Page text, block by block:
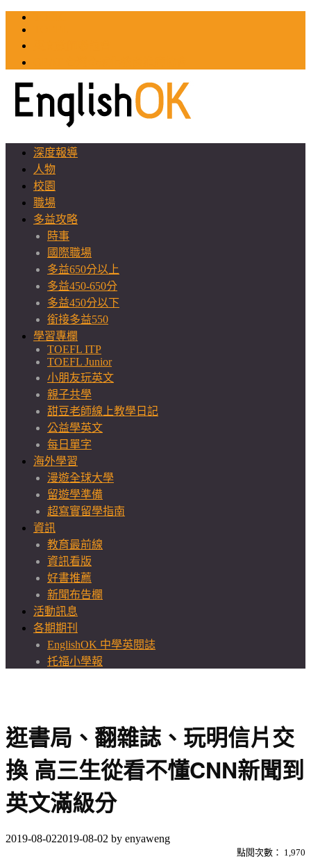
深度報導
人物
校園
職場
多益攻略
時事
國際職場
多益650分以上
多益450-650分
多益450分以下
銜接多益550
學習專欄
TOEFL ITP
TOEFL Junior
小朋友玩英文
親子共學
甜豆老師線上教學日記
公益學英文
每日單字
海外學習
漫遊全球大學
留遊學準備
超寫實留學指南
資訊
教育最前線
資訊看版
好書推薦
新聞布告欄
活動訊息
各期期刊
EnglishOK 中學英閱誌
托福小學報
逛書局、翻雜誌、玩明信片交
換 高三生從看不懂CNN新聞到
英文滿級分
2019-08-022019-08-02 by enyaweng
點閱次數： 1,970